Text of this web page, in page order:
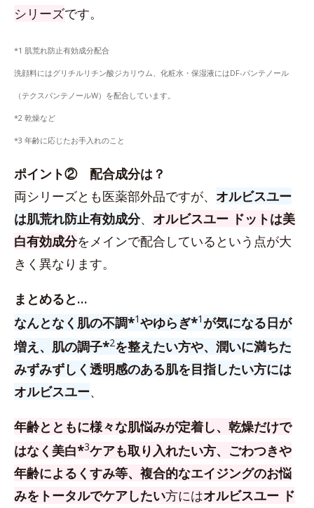
シリーズです。
*1 肌荒れ防止有効成分配合
洗顔料にはグリチルリチン酸ジカリウム、化粧水・保湿液にはDF-パンテノール
（テクスパンテノールW）を配合しています。
*2 乾燥など
*3 年齢に応じたお手入れのこと
ポイント② 配合成分は？
両シリーズとも医薬部外品ですが、 オルビスユー
は肌荒れ防止有効成分、 オルビスユー ドットは美
白有効成分をメインで配合しているという点が大
きく異なります。
まとめると…
なんとなく肌の不調*1やゆらぎ*1 が気になる日が
増え、肌の調子*2を整えたい方や、潤いに満ちた
みずみずしく透明感のある肌を目指したい方には
オルビスユー、
年齢とともに様々な肌悩みが定着し、乾燥だけで
はなく美白*3ケアも取り入れたい方、 ごわつきや
年齢によるくすみ等、複合的なエイジングのお悩
みをトータルでケアしたい方にはオルビスユー ド